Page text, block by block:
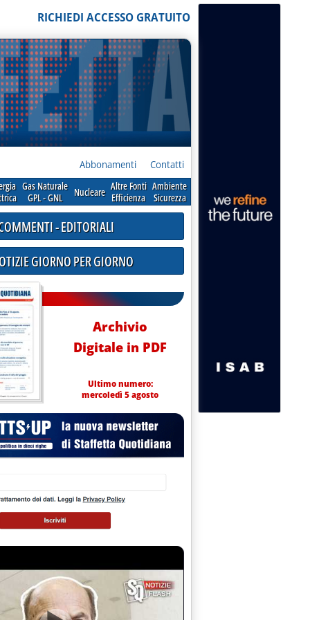
RICHIEDI ACCESSO GRATUITO
Abbonamenti Contatti
Gas Naturale
GPL - GNL
Nucleare Altre Fonti
Efficienza
Ambiente
Sicurezza
- EDITORIALI
GIORNO PER GIORNO
Archivio
Digitale in PDF
Ultimo numero:
mercoledì 5 agosto